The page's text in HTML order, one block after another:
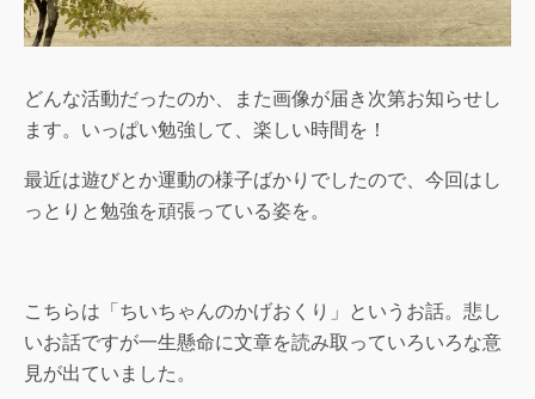
どんな活動だったのか、また画像が届き次第お知らせし
ます。いっぱい勉強して、楽しい時間を！
最近は遊びとか運動の様子ばかりでしたので、今回はし
っとりと勉強を頑張っている姿を。
こちらは「ちいちゃんのかげおくり」というお話。悲し
いお話ですが一生懸命に文章を読み取っていろいろな意
見が出ていました。